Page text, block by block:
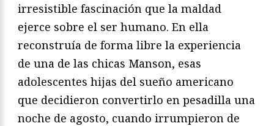
irresistible fascinación que la maldad
ejerce sobre el ser humano. En ella
reconstruía de forma libre la experiencia
de una de las chicas Manson, esas
adolescentes hijas del sueño americano
que decidieron convertirlo en pesadilla una
noche de agosto, cuando irrumpieron de